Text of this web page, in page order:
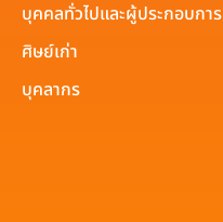
บุคคลทั่วไปและผู้ประกอบการ
ศิษย์เก่า
บุคลากร